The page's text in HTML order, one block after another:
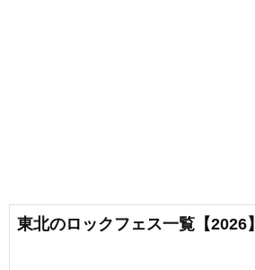
東北のロックフェス一覧【2026】